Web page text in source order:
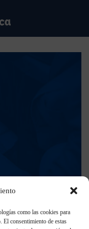
como las cookies para
El consentimiento de estas